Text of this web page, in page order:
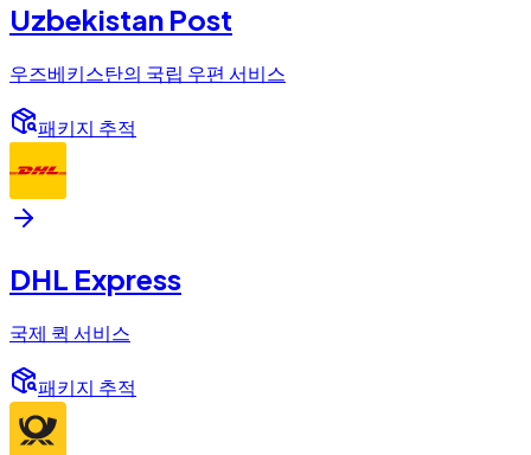
Uzbekistan Post
우즈베키스탄의 국립 우편 서비스
패키지 추적
DHL Express
국제 퀵 서비스
패키지 추적